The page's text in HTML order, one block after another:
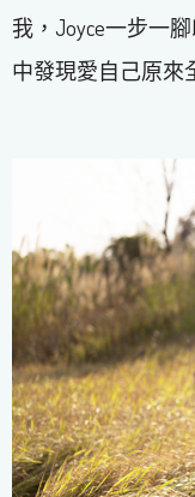
我，Joyce一步一
中發現愛自己原來